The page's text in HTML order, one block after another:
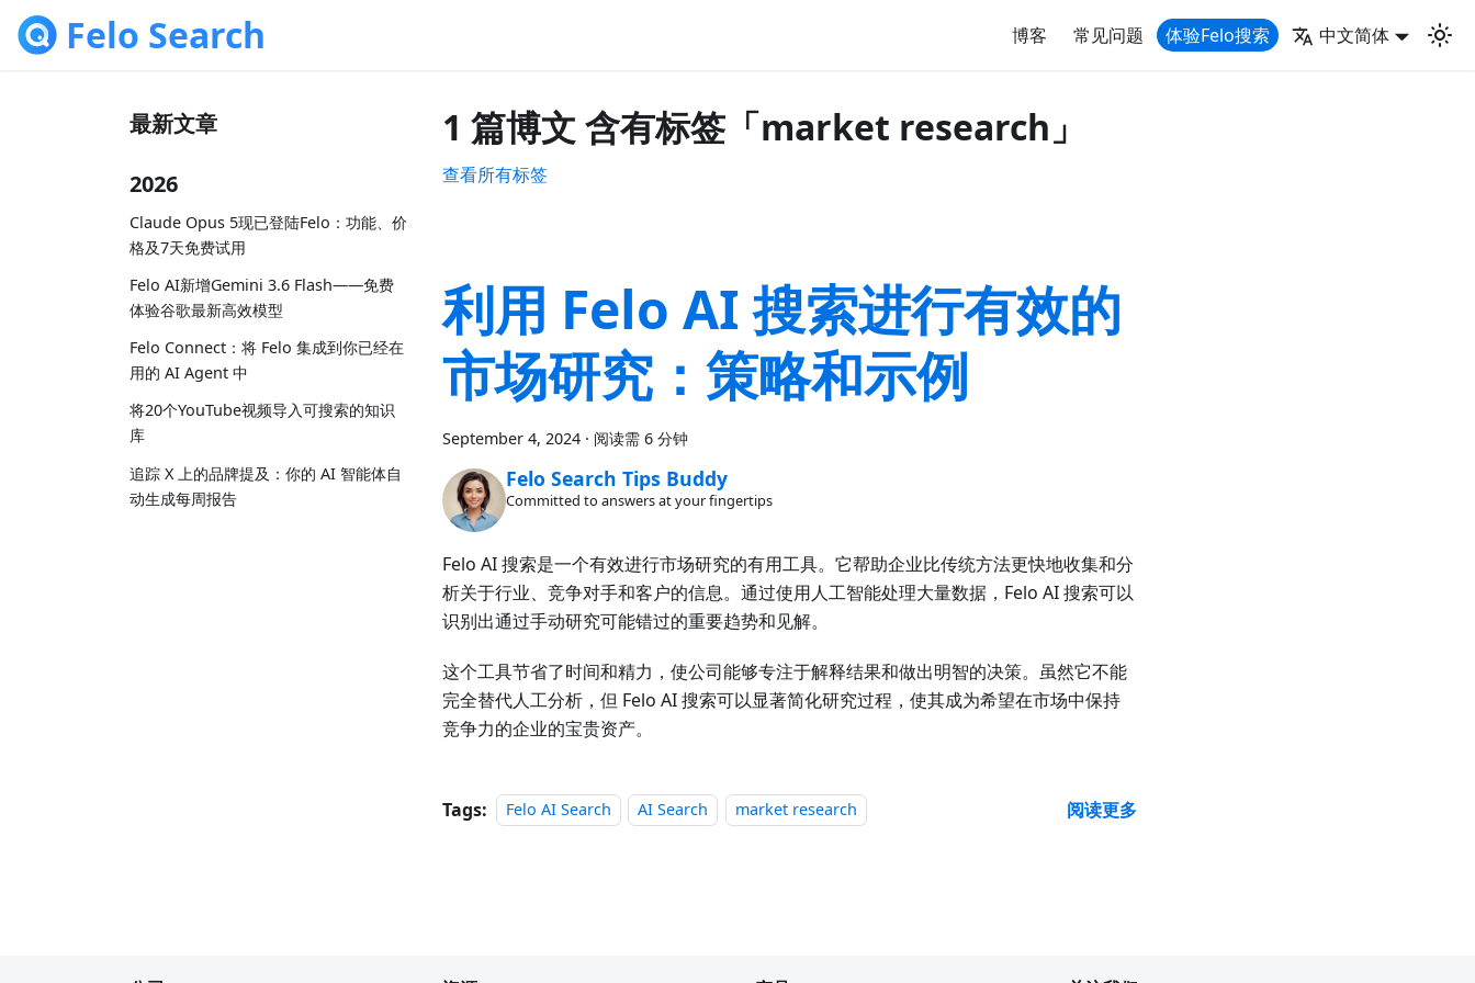
Felo Search 博客 常见问题 体验Felo搜索 中文简体
最新文章
2026
Claude Opus 5现已登陆Felo：功能、价
格及7天免费试用
Felo AI新增Gemini 3.6 Flash——免费
体验谷歌最新高效模型
Felo Connect：将 Felo 集成到你已经在
用的 AI Agent 中
将20个YouTube视频导入可搜索的知识
库
追踪 X 上的品牌提及：你的 AI 智能体自
动生成每周报告
1 篇博文 含有标签「market research」
查看所有标签
利用 Felo AI 搜索进行有效的
市场研究：策略和示例
September 4, 2024 · 阅读需 6 分钟
Felo Search Tips Buddy
Committed to answers at your fingertips
Felo AI 搜索是一个有效进行市场研究的有用工具。它帮助企业比传统方法更快地收集和分
析关于行业、竞争对手和客户的信息。通过使用人工智能处理大量数据，Felo AI 搜索可以
识别出通过手动研究可能错过的重要趋势和见解。
这个工具节省了时间和精力，使公司能够专注于解释结果和做出明智的决策。虽然它不能
完全替代人工分析，但 Felo AI 搜索可以显著简化研究过程，使其成为希望在市场中保持
竞争力的企业的宝贵资产。
Tags: Felo AI Search AI Search market research 阅读更多